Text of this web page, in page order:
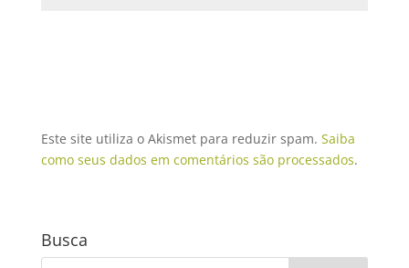
Este site utiliza o Akismet para reduzir spam. Saiba
como seus dados em comentários são processados.
Busca